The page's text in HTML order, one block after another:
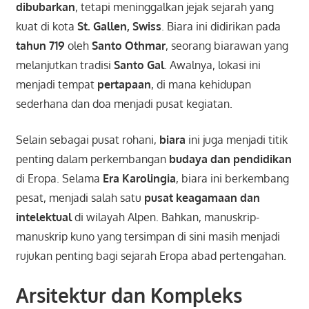
dibubarkan, tetapi meninggalkan jejak sejarah yang
kuat di kota St. Gallen, Swiss. Biara ini didirikan pada
tahun 719 oleh Santo Othmar, seorang biarawan yang
melanjutkan tradisi Santo Gal. Awalnya, lokasi ini
menjadi tempat pertapaan, di mana kehidupan
sederhana dan doa menjadi pusat kegiatan.
Selain sebagai pusat rohani, biara ini juga menjadi titik
penting dalam perkembangan budaya dan pendidikan
di Eropa. Selama Era Karolingia, biara ini berkembang
pesat, menjadi salah satu pusat keagamaan dan
intelektualdi wilayah Alpen. Bahkan, manuskrip-
manuskrip kuno yang tersimpan di sini masih menjadi
rujukan penting bagi sejarah Eropa abad pertengahan.
Arsitektur dan Kompleks